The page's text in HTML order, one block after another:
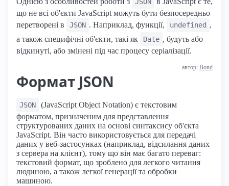
JSON
що не всі об'єкти JavaScript можуть бути безпосередньо
перетворені в
JSON . Наприклад, функції, undefined ,
а також специфічні об'єкти, такі як
Date , будуть або
відкинуті, або змінені під час процесу серіалізації.
автор: Bond
Формат JSON
JSON
(JavaScript Object Notation) є текстовим
форматом, призначеним для представлення
структурованих даних на основі синтаксису об'єкта
JavaScript. Він часто використовується для передачі
даних у веб-застосунках (наприклад, відсилання даних
з сервера на клієнт), тому що він має багато переваг:
текстовий формат, що зроблено для легкого читання
людиною, а також легкої генерації та обробки
машиною.